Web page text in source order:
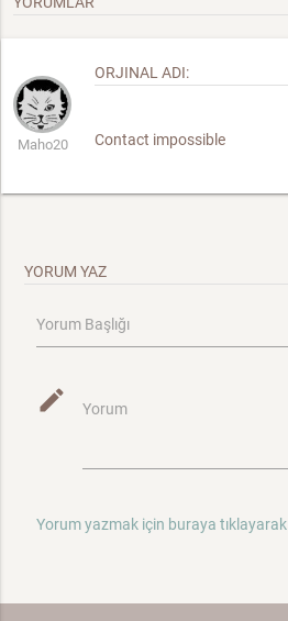
Maho20
ORJINAL ADI:
Contact impossible
YORUM YAZ
Yorum Başlığı
mode_edit Yorum
Yorum yazmak için buraya